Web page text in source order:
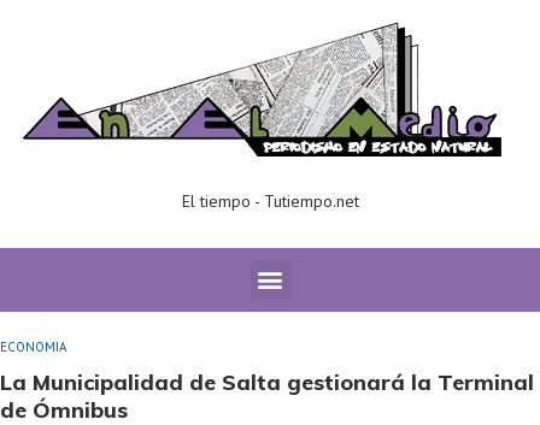
El tiempo - Tutiempo.net
La Municipalidad de Salta gestionará la
ECONOMIA
La Municipalidad de Salta gestionará la Terminal
de Ómnibus